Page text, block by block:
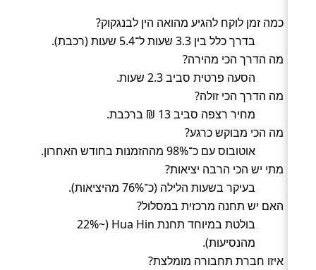
כמה זמן לוקח להגיע מהואה הין לבנגקוק?
בדרך כלל בין 3.3 שעות ל־5.4 שעות (רכבת).
מה הדרך הכי מהירה?
הסעה פרטית סביב 2.3 שעות.
מה הדרך הכי זולה?
מחיר רצפה סביב 13 ₪ ברכבת.
מה הכי מבוקש כרגע?
אוטובוס עם כ־98% מההזמנות בחודש האחרון.
מתי יש הכי הרבה יציאות?
בעיקר בשעות הלילה (כ־76% מהיציאות).
האם יש תחנה מרכזית במסלול?
בולטת במיוחד תחנת Hua Hin (~22%
מהנסיעות).
איזו חברת תחבורה מומלצת?